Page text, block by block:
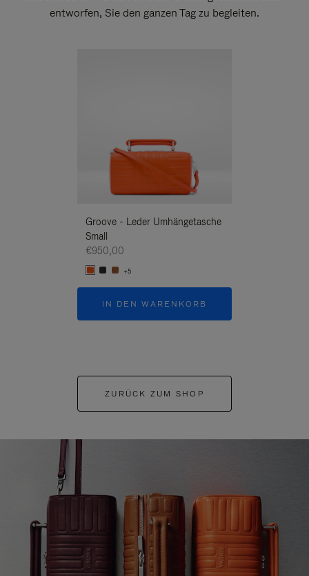
entworfen, Sie den ganzen Tag zu begleiten.
Groove - Leder Umhängetasche
Small
€950,00
+5
IN DEN WARENKORB
ZURÜCK ZUM SHOP